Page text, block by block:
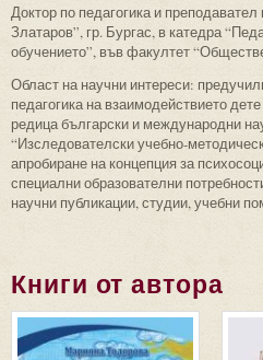
Доктор по педагогика и
Златаров”, гр. Бургас, в катедра
обучението”, във факултет
Област на научни интереси:
педагогика на взаимодействието
редица български и международни
“Изследователски учебно-
апробиране на концепция за
специални образователни
научни публикации, студии, учебни
Книги от автора